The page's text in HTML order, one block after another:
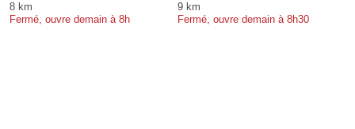
8 km
Fermé, ouvre demain à 8h
9 km
Fermé, ouvre demain à 8h30